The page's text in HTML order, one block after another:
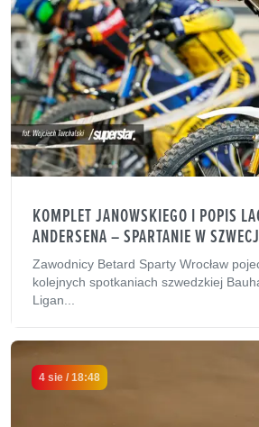
KOMPLET JANOWSKIEGO I POPIS
ANDERSENA – SPARTANIE W
Zawodnicy Betard Sparty Wrocław
kolejnych spotkaniach szwedzkiej
Ligan...
4 sie / 18:48